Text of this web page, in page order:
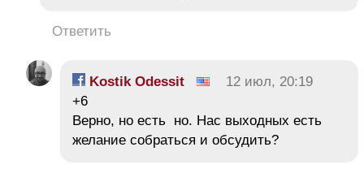
Ответить
Kostik Odessit
12 июл, 20:19
+6
Верно, но есть но. Нас выходных есть
желание собраться и обсудить?